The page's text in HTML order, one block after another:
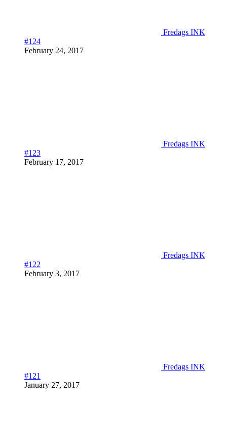
Fredags INK
#124
February 24, 2017
Fredags INK
#123
February 17, 2017
Fredags INK
#122
February 3, 2017
Fredags INK
#121
January 27, 2017